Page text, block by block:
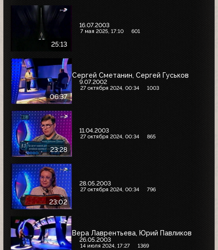
25:13
16.07.2003
7 мая 2025, 17:10 601
06:37
Сергей Сметанин, Сергей Гуськов
9.07.2002
27 октября 2024, 00:34 1003
23:28
11.04.2003
27 октября 2024, 00:34 865
23:02
28.05.2003
27 октября 2024, 00:34 796
Вера Лаврентьева, Юрий Павликов
26.05.2003
14 июля 2024, 17:27 1369